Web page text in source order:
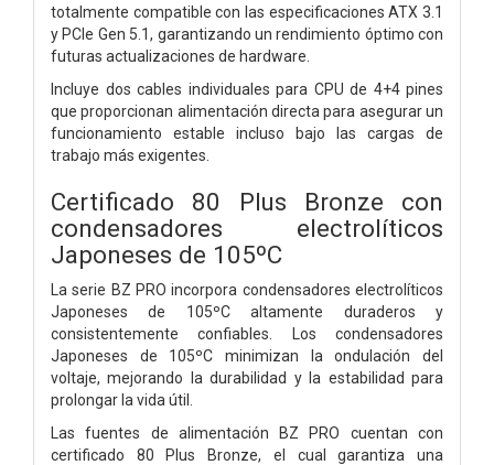
totalmente compatible con las especificaciones ATX 3.1
y PCIe Gen 5.1, garantizando un rendimiento óptimo con
futuras actualizaciones de hardware.
Incluye dos cables individuales para CPU de 4+4 pines
que proporcionan alimentación directa para asegurar un
funcionamiento estable incluso bajo las cargas de
trabajo más exigentes.
Certificado 80 Plus Bronze con
condensadores electrolíticos
Japoneses de 105ºC
La serie BZ PRO incorpora condensadores electrolíticos
Japoneses de 105ºC altamente duraderos y
consistentemente confiables. Los condensadores
Japoneses de 105ºC minimizan la ondulación del
voltaje, mejorando la durabilidad y la estabilidad para
prolongar la vida útil.
Las fuentes de alimentación BZ PRO cuentan con
certificado 80 Plus Bronze, el cual garantiza una